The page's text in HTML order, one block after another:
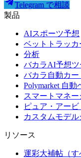
Telegram で相談
製品
AIスポーツ予想
ベットトラッカ
分析
バカラAI予想ツ
バカラ自動カー
Polymarket 自動
スマートマネー
ピュア・アー
カスタムモデル
リソース
運彩大補帖（す